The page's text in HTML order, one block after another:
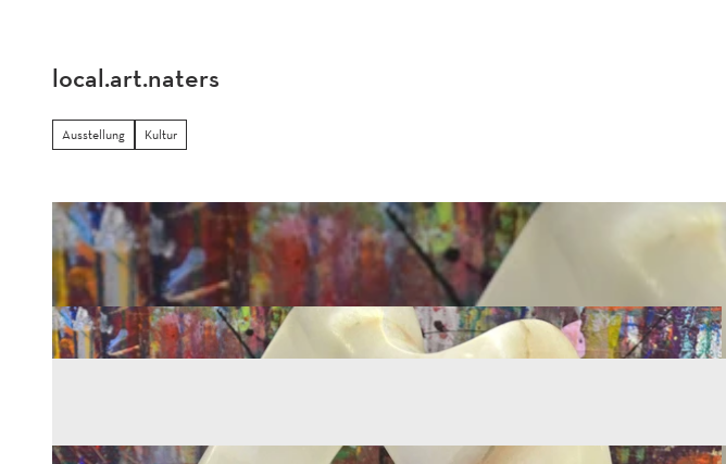
local.art.naters
Ausstellung Kultur